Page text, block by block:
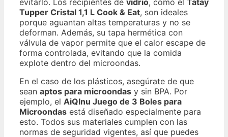
Tupper Cristal 1,1 L Cook & Eat, son ideales
porque aguantan altas temperaturas y no se
deforman. Además, su tapa hermética con
válvula de vapor permite que el calor escape de
forma controlada, evitando que la comida
explote dentro del microondas.
En el caso de los plásticos, asegúrate de que
sean aptos para microondas y sin BPA. Por
ejemplo, el AiQInu Juego de 3 Boles para
Microondas está diseñado especialmente para
esto. Todos sus materiales cumplen con las
normas de seguridad vigentes, así que puedes